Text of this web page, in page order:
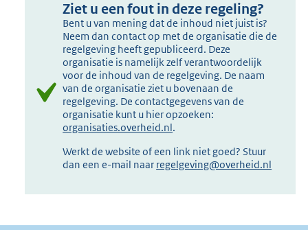
Ziet u een fout in deze regeling?
Bent u van mening dat de inhoud niet juist is?
Neem dan contact op met de organisatie die de
regelgeving heeft gepubliceerd. Deze
organisatie is namelijk zelf verantwoordelijk
voor de inhoud van de regelgeving. De naam
van de organisatie ziet u bovenaan de
regelgeving. De contactgegevens van de
organisatie kunt u hier opzoeken:
organisaties.overheid.nl.
Werkt de website of een link niet goed? Stuur
dan een e-mail naar regelgeving@overheid.nl